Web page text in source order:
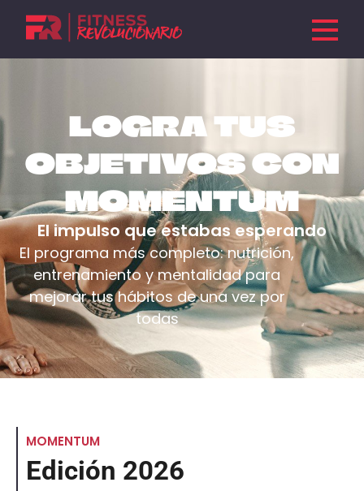
LOGRA TUS
OBJETIVOS CON
MOMENTUM
El impulso que estabas esperando
El programa más completo: nutrición,
entrenamiento y mentalidad para
mejorar tus hábitos de una vez por
todas
MOMENTUM
Edición 2026
Suscríbete y recibe GRATIS
El ManualRevolucionariocon
ÚNETE